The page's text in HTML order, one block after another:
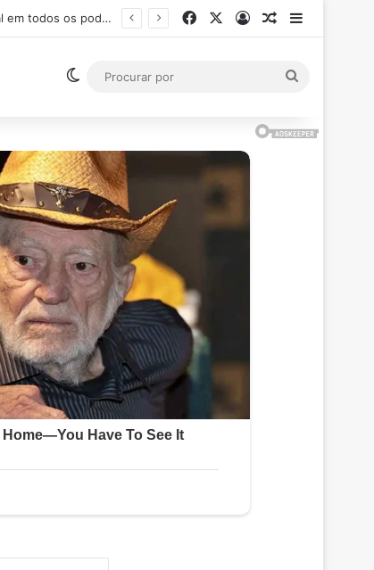
Ministro Flávio Dino suspende pagamento de salários acima do teto constitucional em todos os poderes FacebookEntrarArtigoBarra
Switch skin